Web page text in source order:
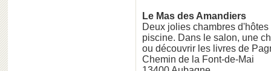
Le Mas des Amandiers
Deux jolies chambres
piscine. Dans le salon, une
ou découvrir les livres de
Chemin de la Font-de-Mai